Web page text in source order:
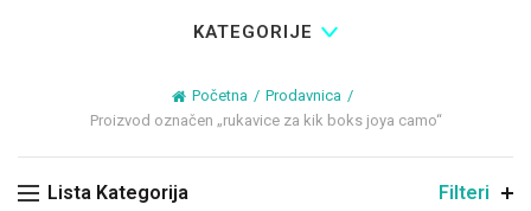
KATEGORIJE
Početna
Prodavnica
Proizvod označen „rukavice za kik boks joya camo“
Lista Kategorija Filteri